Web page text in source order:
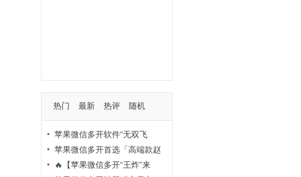
热门 最新 热评 随机
苹果微信多开软件“无双飞
将”深度评测：TF正式码+7天退
换，拍拍卡激活码商城正品保障
苹果微信多开首选「高端款赵
云」：TF正式码+斗战神8073
🔥【苹果微信多开“王炸”来